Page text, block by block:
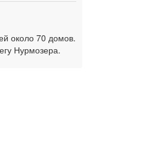
около 70 домов.
Нурмозера.